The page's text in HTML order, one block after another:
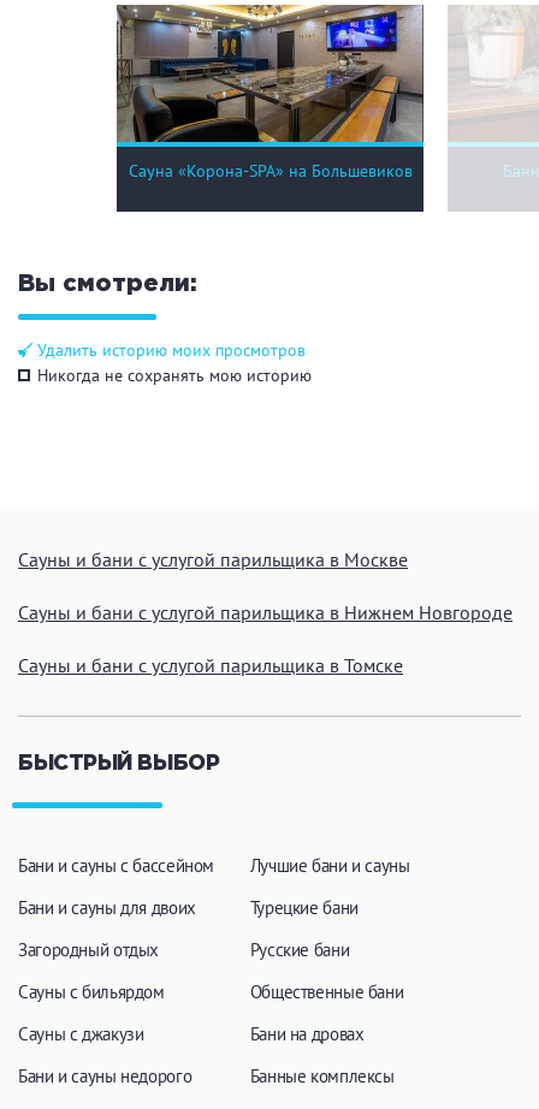
Сауна «Корона-SPA» на Большевиков
Вы смотрели:
Удалить историю моих просмотров
Никогда не сохранять мою историю
Сауны и бани с услугой парильщика в Москве
Сауны и бани с услугой парильщика в Нижнем Новгороде
Сауны и бани с услугой парильщика в Томске
БЫСТРЫЙ ВЫБОР
Бани и сауны с бассейном
Бани и сауны для двоих
Загородный отдых
Сауны с бильярдом
Сауны с джакузи
Бани и сауны недорого
Лучшие бани и сауны
Турецкие бани
Русские бани
Общественные бани
Бани на дровах
Банные комплексы